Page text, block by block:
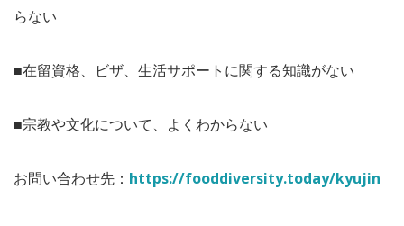
らない
■在留資格、ビザ、生活サポートに関する知識がない
■宗教や文化について、よくわからない
お問い合わせ先： https://fooddiversity.today/kyujin